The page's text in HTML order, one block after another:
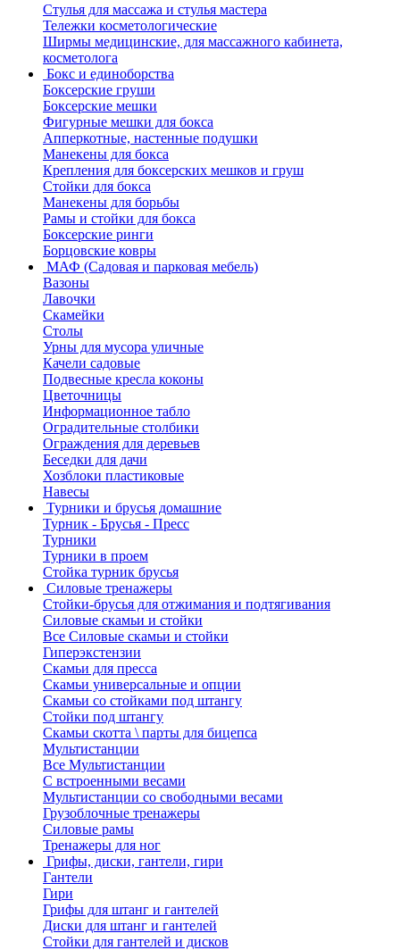
Стулья для массажа и стулья мастера
Тележки косметологические
Ширмы медицинские, для массажного кабинета,
косметолога
Бокс и единоборства
Боксерские груши
Боксерские мешки
Фигурные мешки для бокса
Апперкотные, настенные подушки
Манекены для бокса
Крепления для боксерских мешков и груш
Стойки для бокса
Манекены для борьбы
Рамы и стойки для бокса
Боксерские ринги
Борцовские ковры
МАФ (Садовая и парковая мебель)
Вазоны
Лавочки
Скамейки
Столы
Урны для мусора уличные
Качели садовые
Подвесные кресла коконы
Цветочницы
Информационное табло
Оградительные столбики
Ограждения для деревьев
Беседки для дачи
Хозблоки пластиковые
Навесы
Турники и брусья домашние
Турник - Брусья - Пресс
Турники
Турники в проем
Стойка турник брусья
Силовые тренажеры
Стойки-брусья для отжимания и подтягивания
Силовые скамьи и стойки
Все Силовые скамьи и стойки
Гиперэкстензии
Скамьи для пресса
Скамьи универсальные и опции
Скамьи со стойками под штангу
Стойки под штангу
Скамьи скотта \ парты для бицепса
Мультистанции
Все Мультистанции
С встроенными весами
Мультистанции со свободными весами
Грузоблочные тренажеры
Силовые рамы
Тренажеры для ног
Грифы, диски, гантели, гири
Гантели
Гири
Грифы для штанг и гантелей
Диски для штанг и гантелей
Стойки для гантелей и дисков